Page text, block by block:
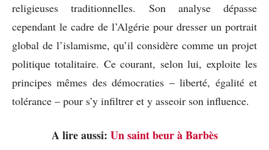
religieuses traditionnelles. Son analyse dépasse
cependant le cadre de l’Algérie pour dresser un portrait
global de l’islamisme, qu’il considère comme un projet
politique totalitaire. Ce courant, selon lui, exploite les
principes mêmes des démocraties – liberté, égalité et
tolérance – pour s’y infiltrer et y asseoir son influence.
A lire aussi: Un saint beur à Barbès